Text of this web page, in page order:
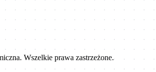
. Wszelkie prawa zastrzeżone.